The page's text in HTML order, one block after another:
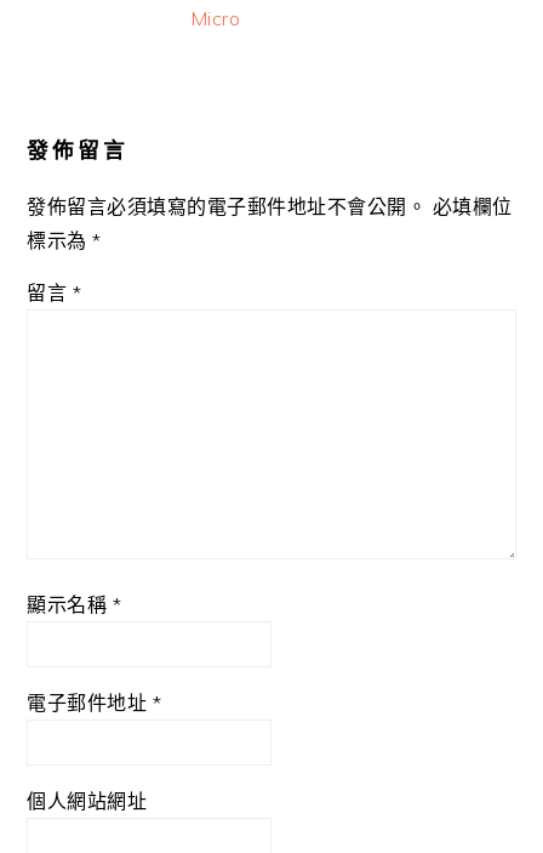
Micro
發佈留言
發佈留言必須填寫的電子郵件地址不會公開。 必填欄位
標示為*
留言 *
顯示名稱 *
電子郵件地址 *
個人網站網址